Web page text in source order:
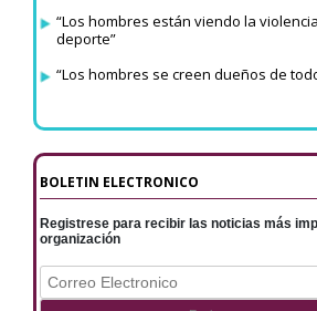
“Los hombres están viendo la
deporte”
“Los hombres se creen dueños de
BOLETIN ELECTRONICO
Registrese para recibir las noticias más
organización